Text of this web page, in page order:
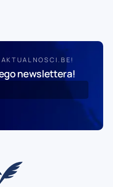
newslettera!